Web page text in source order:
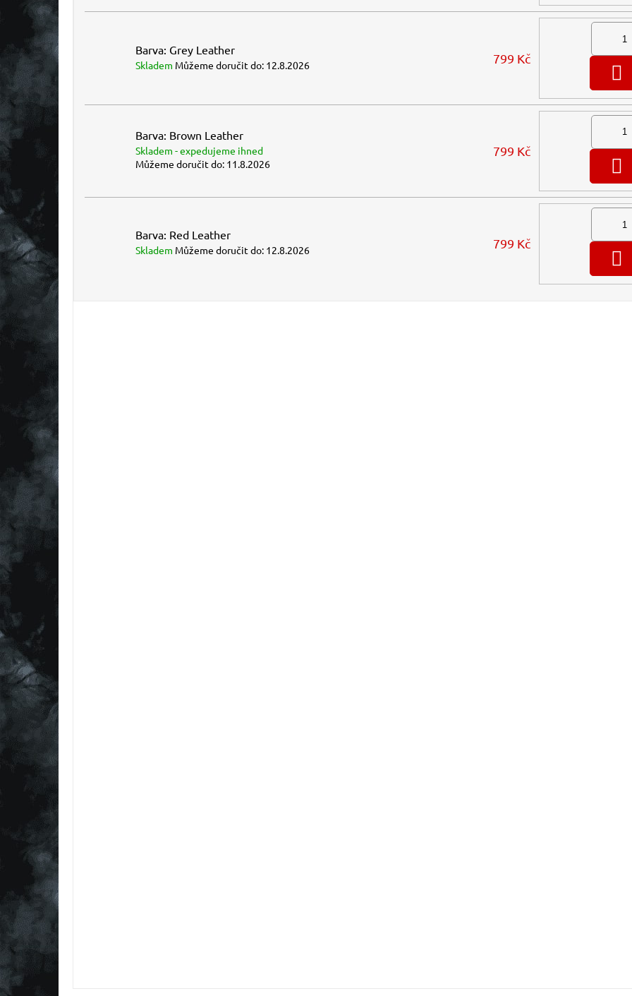
Barva: Grey Leather
Skladem Můžeme doručit do: 12.8.2026 799 Kč
Barva: Brown Leather
Skladem - expedujeme ihned
Můžeme doručit do: 11.8.2026
799 Kč
Barva: Red Leather
Skladem Můžeme doručit do: 12.8.2026 799 Kč